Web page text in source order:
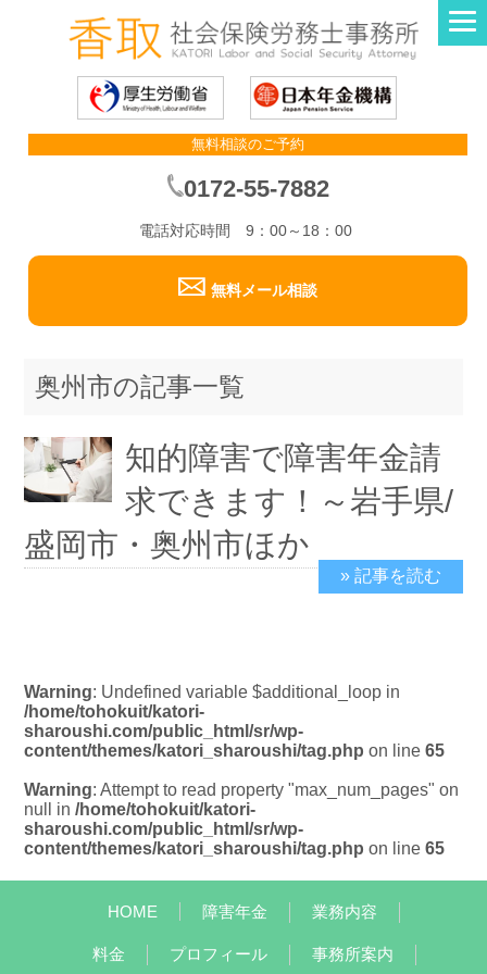
無料相談のご予約
0172-55-7882
電話対応時間 9：00～18：00
無料メール相談
奥州市の記事一覧
知的障害で障害年金請
求できます！～岩手県/
盛岡市・奥州市ほか
2025/3/5
» 記事を読む
Warning: Undefined variable $additional_loop in
/home/tohokuit/katori-
sharoushi.com/public_html/sr/wp-
content/themes/katori_sharoushi/tag.php on line65
Warning: Attempt to read property "max_num_pages" on
null in/home/tohokuit/katori-
sharoushi.com/public_html/sr/wp-
content/themes/katori_sharoushi/tag.php on line65
HOME 障害年金 業務内容
料金 プロフィール 事務所案内